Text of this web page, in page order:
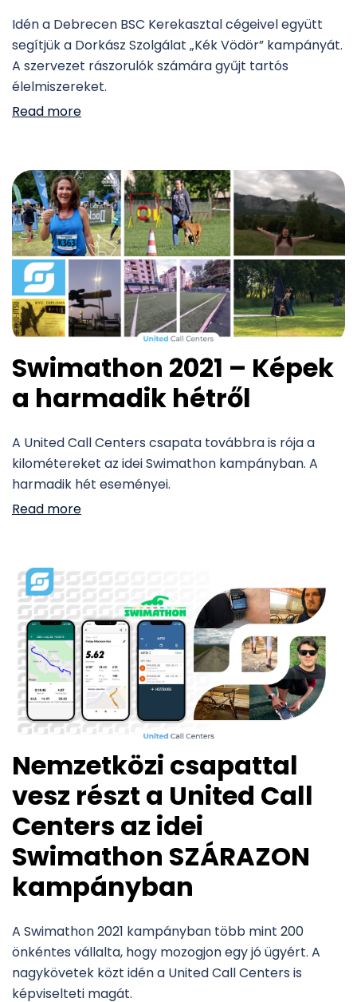
Idén a Debrecen BSC Kerekasztal cégeivel együtt
segítjük a Dorkász Szolgálat „Kék Vödör” kampányát.
A szervezet rászorulók számára gyűjt tartós
élelmiszereket.
Read more
Swimathon 2021 – Képek
a harmadik hétről
A United Call Centers csapata továbbra is rója a
kilométereket az idei Swimathon kampányban. A
harmadik hét eseményei.
Read more
Nemzetközi csapattal
vesz részt a United Call
Centers az idei
Swimathon SZÁRAZON
kampányban
A Swimathon 2021 kampányban több mint 200
önkéntes vállalta, hogy mozogjon egy jó ügyért. A
nagykövetek közt idén a United Call Centers is
képviselteti magát.